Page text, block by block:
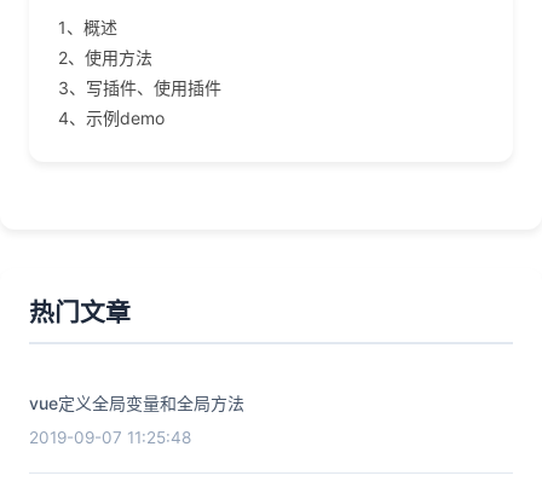
1、概述
2、使用方法
3、写插件、使用插件
4、示例demo
热门文章
vue定义全局变量和全局方法
2019-09-07 11:25:48